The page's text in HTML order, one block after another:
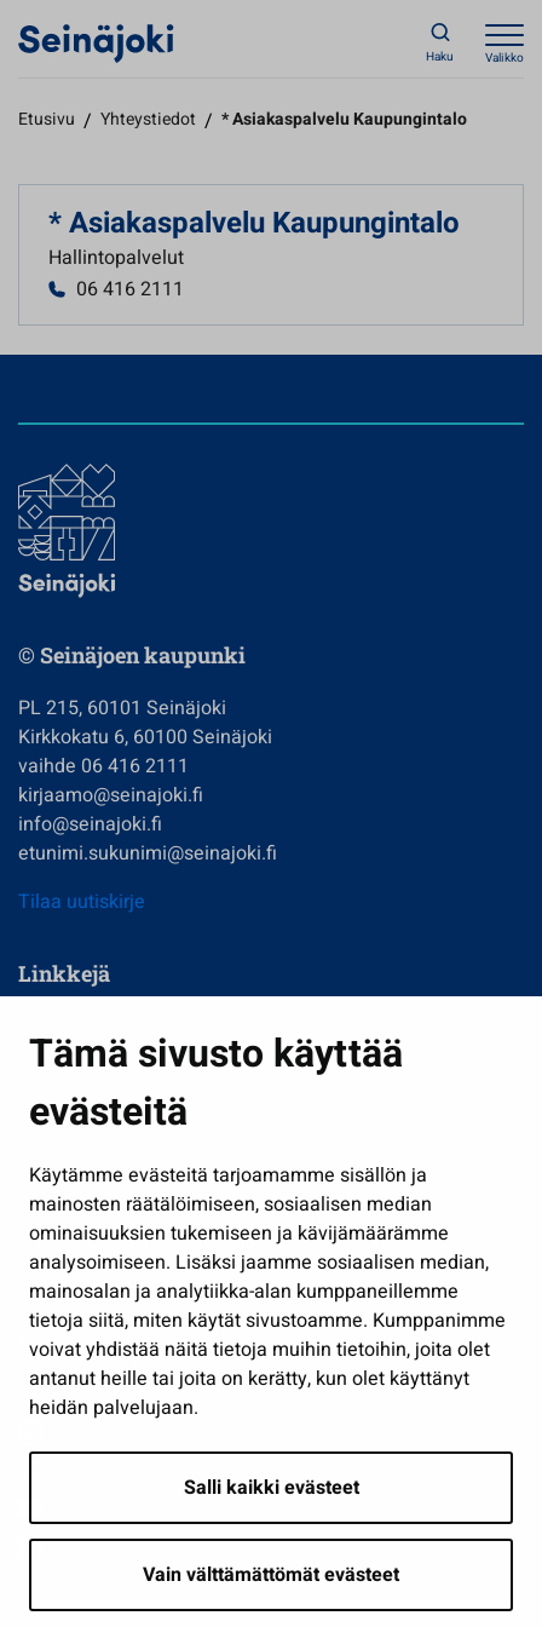
Tämä sivusto käyttää
evästeitä
Käytämme evästeitä tarjoamamme sisällön ja
mainosten räätälöimiseen, sosiaalisen median
ominaisuuksien tukemiseen ja kävijämäärämme
analysoimiseen. Lisäksi jaamme sosiaalisen median,
mainosalan ja analytiikka-alan kumppaneillemme
tietoja siitä, miten käytät sivustoamme. Kumppanimme
voivat yhdistää näitä tietoja muihin tietoihin, joita olet
antanut heille tai joita on kerätty, kun olet käyttänyt
heidän palvelujaan.
Salli kaikki evästeet
Vain välttämättömät evästeet
Haku Valikko
Etusivu / Yhteystiedot / * Asiakaspalvelu Kaupungintalo
* Asiakaspalvelu Kaupungintalo
Hallintopalvelut
06 416 2111
© Seinäjoen kaupunki
PL 215, 60101 Seinäjoki
Kirkkokatu 6, 60100 Seinäjoki
vaihde 06 416 2111
kirjaamo@seinajoki.fi
info@seinajoki.fi
etunimi.sukunimi@seinajoki.fi
Tilaa uutiskirje
Linkkejä
Kasvatus ja opetus
Kulttuuri ja liikunta
Työ ja yrittäminen
Osallistu ja asioi
Näytä omat evästeasetukseni
Seuraa meitä